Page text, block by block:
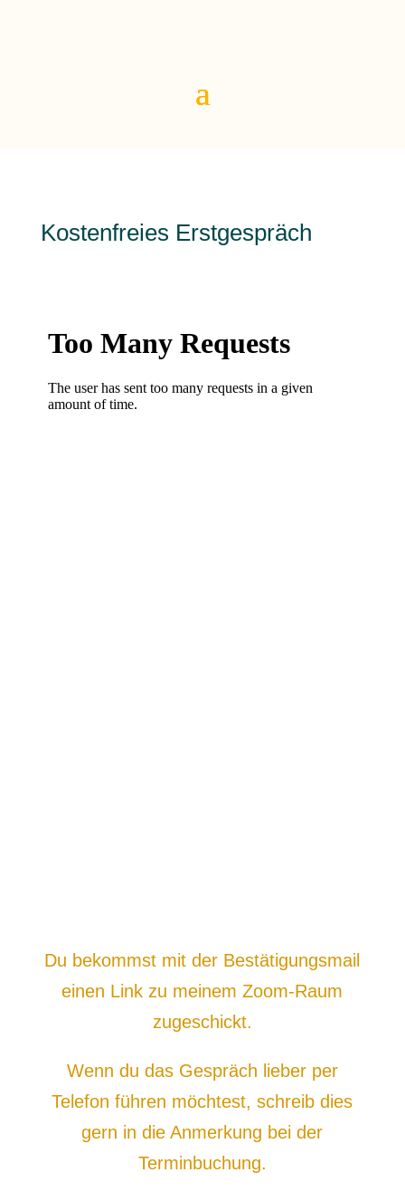
Kostenfreies Erstgespräch
Du bekommst mit der Bestätigungsmail
einen Link zu meinem Zoom-Raum
zugeschickt.
Wenn du das Gespräch lieber per
Telefon führen möchtest, schreib dies
gern in die Anmerkung bei der
Terminbuchung.